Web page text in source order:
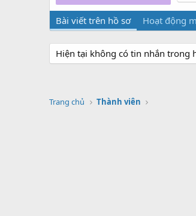
Bài viết trên hồ sơ Hoạt động
Hiện tại không có tin nhắn trong
Trang chủ Thành viên